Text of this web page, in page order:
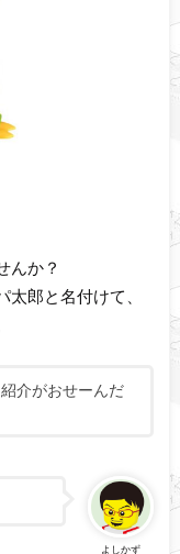
んか？
郎と名付けて、
介がおせーんだ
よしかず